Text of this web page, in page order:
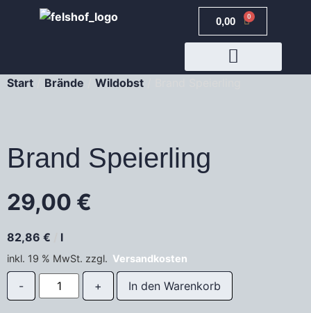
0,00 € 0
Start Brände Wildobst
Brand Speierling
29,00 €
82,86 € l
inkl. 19 % MwSt. zzgl. Versandkosten
In den Warenkorb